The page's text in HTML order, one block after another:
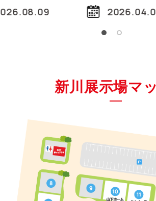
2026.04.01～
新川展示場マ